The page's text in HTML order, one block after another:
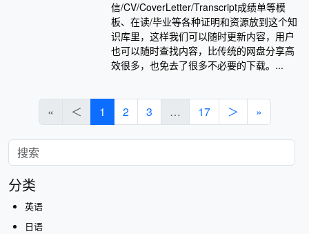
信/CV/CoverLetter/Transcript成绩单等模
板、在读/毕业等各种证明和资源放到这个知
识库里，这样我们可以随时更新内容，用户
也可以随时查找内容，比传统的网盘分享高
效很多，也免去了很多不必要的下载。...
« ＜ 1 2 3 … 17 ＞ »
分类
英语
日语